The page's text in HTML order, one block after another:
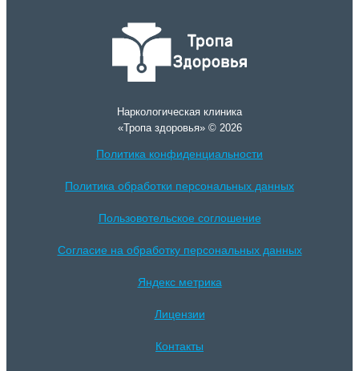
Наркологическая клиника
«Тропа здоровья» © 2026
Политика конфиденциальности
Политика обработки персональных данных
Пользовотельское соглошение
Согласие на обработку персональных данных
Яндекс метрика
Лицензии
Контакты